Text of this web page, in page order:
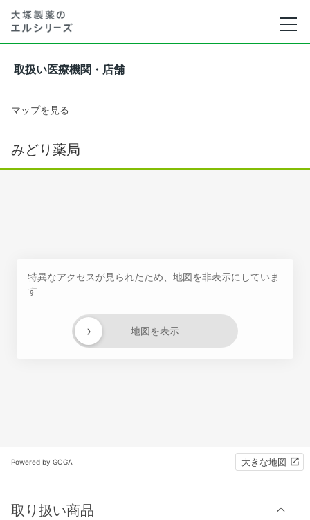
取扱い医療機関・店舗
マップを見る
みどり薬局
特異なアクセスが見られたため、地図を非表示にしていま
す
地図を表示
›
Powered by GOGA 大きな地図
取り扱い商品